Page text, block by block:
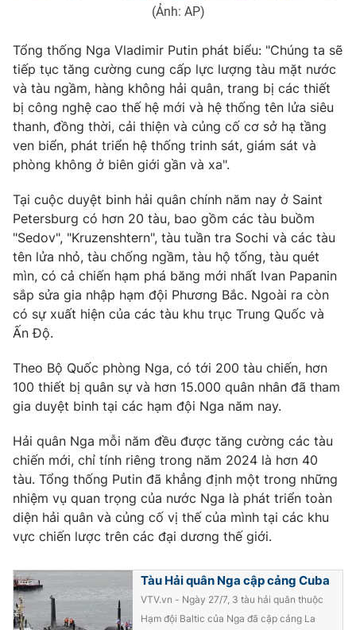
VTV Sức khoẻ Bất động sản
Thị trường 24h Tấm lòng Việt
VTV4 Vươn mình bằng AI
VTV9 VTV8
Liên hệ tòa soạn English
Cơ quan chủ quản:Đài Truyền hình Việt Nam
Cơ quan báo chí: Thời báo VTV
Giấy phép hoạt động báo in và báo điện tử số 483/GP-BTTTT
cấp ngày 29/12/2023
Phó Tổng Biên tập:
Nguyễn Thị Mỹ Hạnh, Phạm Quốc Thắng,
Nguyễn Trọng Ninh
Tổng đài VTV: 024.38 355 931 - 024.38 355 932
(Ảnh: AP)
Tổng thống Nga Vladimir Putin phát biểu: "Chúng ta sẽ
tiếp tục tăng cường cung cấp lực lượng tàu mặt nước
và tàu ngầm, hàng không hải quân, trang bị các thiết
bị công nghệ cao thế hệ mới và hệ thống tên lửa siêu
thanh, đồng thời, cải thiện và củng cố cơ sở hạ tầng
ven biển, phát triển hệ thống trinh sát, giám sát và
phòng không ở biên giới gần và xa".
Tại cuộc duyệt binh hải quân chính năm nay ở Saint
Petersburg có hơn 20 tàu, bao gồm сác tàu buồm
"Sedov", "Kruzenshtern", tàu tuần tra Sochi và các tàu
tên lửa nhỏ, tàu chống ngầm, tàu hộ tống, tàu quét
mìn, có cả chiến hạm phá băng mới nhất Ivan Papanin
sắp sửa gia nhập hạm đội Phương Bắc. Ngoài ra còn
có sự xuất hiện của các tàu khu trục Trung Quốc và
Ấn Độ.
Theo Bộ Quốc phòng Nga, có tới 200 tàu chiến, hơn
100 thiết bị quân sự và hơn 15.000 quân nhân đã tham
gia duyệt binh tại các hạm đội Nga năm nay.
Hải quân Nga mỗi năm đều được tăng cường các tàu
chiến mới, chỉ tính riêng trong năm 2024 là hơn 40
tàu. Tổng thống Putin đã khẳng định một trong những
nhiệm vụ quan trọng của nước Nga là phát triển toàn
diện hải quân và củng cố vị thế của mình tại các khu
vực chiến lược trên các đại dương thế giới.
Tàu Hải quân Nga cập cảng Cuba
VTV.vn - Ngày 27/7, 3 tàu hải quân thuộc
Hạm đội Baltic của Nga đã cập cảng La